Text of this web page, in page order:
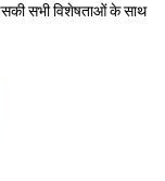
सभी विशेषताओं के साथ